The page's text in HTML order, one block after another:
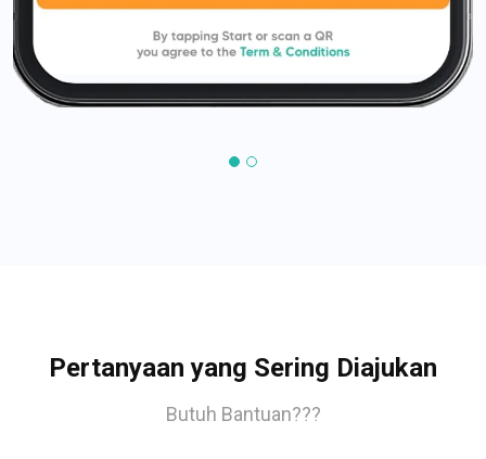
Pertanyaan yang Sering Diajukan
Butuh Bantuan???